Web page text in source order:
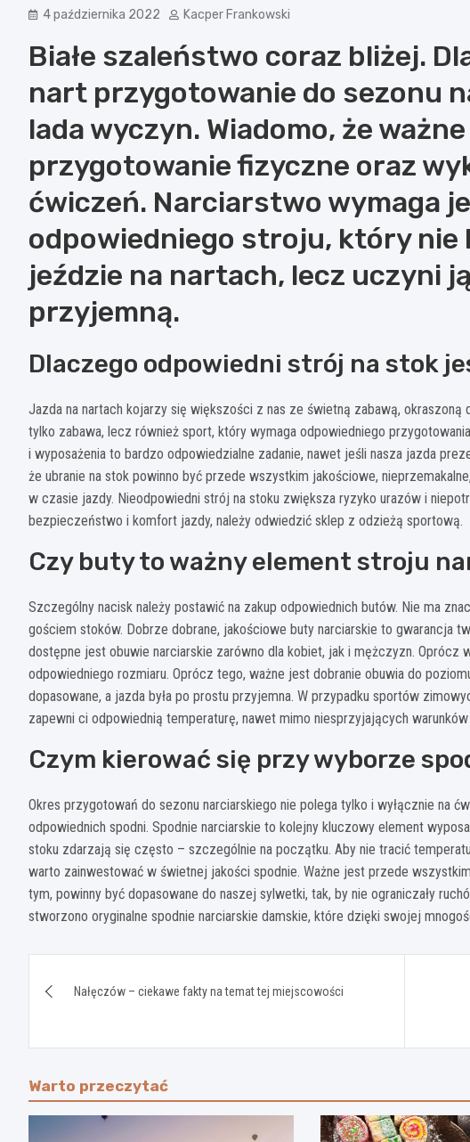
4 października 2022 Kacper Frankowski
Białe szaleństwo coraz bliżej.
nart przygotowanie do sezonu
lada wyczyn. Wiadomo, że
przygotowanie fizyczne oraz
ćwiczeń. Narciarstwo wymaga
odpowiedniego stroju, który nie
jeździe na nartach, lecz uczyni
przyjemną.
Dlaczego odpowiedni strój na stok
Jazda na nartach kojarzy się większości z nas ze świetną zabawą,
tylko zabawa, lecz również sport, który wymaga odpowiedniego
i wyposażenia to bardzo odpowiedzialne zadanie, nawet jeśli nasza jazda
że ubranie na stok powinno być przede wszystkim jakościowe,
w czasie jazdy. Nieodpowiedni strój na stoku zwiększa ryzyko urazów i
bezpieczeństwo i komfort jazdy, należy odwiedzić sklep z odzieżą sportową.
Czy buty to ważny element stroju
Szczególny nacisk należy postawić na zakup odpowiednich butów. Nie ma
gościem stoków. Dobrze dobrane, jakościowe buty narciarskie to gwarancja
dostępne jest obuwie narciarskie zarówno dla kobiet, jak i mężczyzn. Oprócz
odpowiedniego rozmiaru. Oprócz tego, ważne jest dobranie obuwia do
dopasowane, a jazda była po prostu przyjemna. W przypadku sportów
zapewni ci odpowiednią temperaturę, nawet mimo niesprzyjających
Czym kierować się przy wyborze
Okres przygotowań do sezonu narciarskiego nie polega tylko i wyłącznie na
odpowiednich spodni. Spodnie narciarskie to kolejny kluczowy element
stoku zdarzają się często – szczególnie na początku. Aby nie tracić
warto zainwestować w świetnej jakości spodnie. Ważne jest przede
tym, powinny być dopasowane do naszej sylwetki, tak, by nie ograniczały
stworzono oryginalne spodnie narciarskie damskie, które dzięki swojej
wpisuNałęczów – ciekawe fakty na temat tej miejscowości
Warto przeczytać